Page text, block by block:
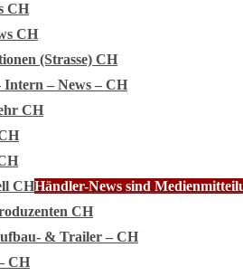
CH
CH
(Strasse) CH
Intern – News – CH
CH
CHHändler-News sind
CH
& Trailer – CH
CH